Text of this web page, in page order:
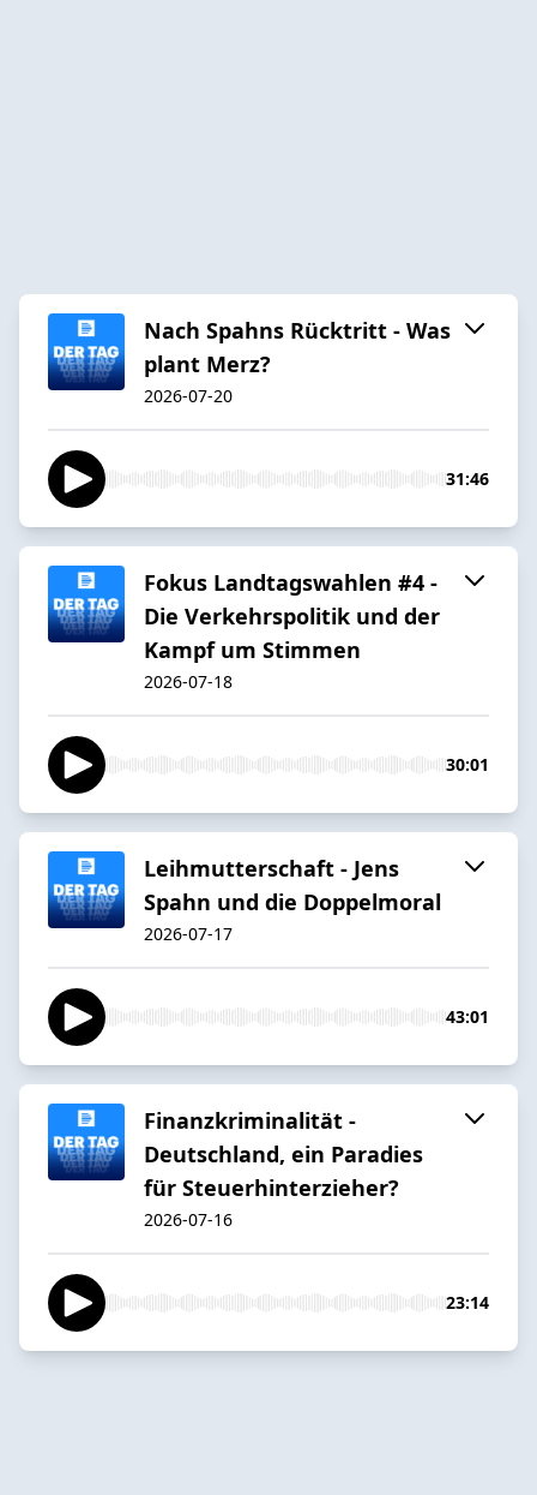
Nach Spahns Rücktritt - Was
plant Merz?
2026-07-20
31:46
Fokus Landtagswahlen #4 -
Die Verkehrspolitik und der
Kampf um Stimmen
2026-07-18
30:01
Leihmutterschaft - Jens
Spahn und die Doppelmoral
2026-07-17
43:01
Finanzkriminalität -
Deutschland, ein Paradies
für Steuerhinterzieher?
2026-07-16
23:14